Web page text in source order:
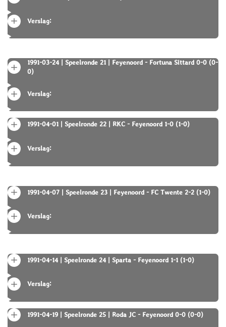
Verslag:
1991-03-24 | Speelronde 21 | Feyenoord - Fortuna Sittard 0-0 (0-
0)
Verslag:
1991-04-01 | Speelronde 22 | RKC - Feyenoord 1-0 (1-0)
Verslag:
1991-04-07 | Speelronde 23 | Feyenoord - FC Twente 2-2 (1-0)
Verslag:
1991-04-14 | Speelronde 24 | Sparta - Feyenoord 1-1 (1-0)
Verslag:
1991-04-19 | Speelronde 25 | Roda JC - Feyenoord 0-0 (0-0)